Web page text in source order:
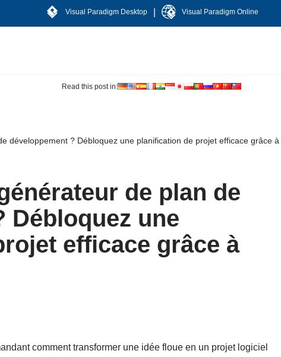
Visual Paradigm Desktop Visual Paradigm Online
Read this post in:
développement ? Débloquez une planification de projet efficace grâce à
de plan de
Débloquez une
efficace grâce à
comment transformer une idée floue en un projet logiciel